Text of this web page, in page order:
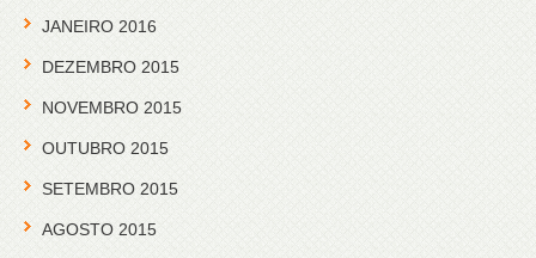
JANEIRO 2016
DEZEMBRO 2015
NOVEMBRO 2015
OUTUBRO 2015
SETEMBRO 2015
AGOSTO 2015